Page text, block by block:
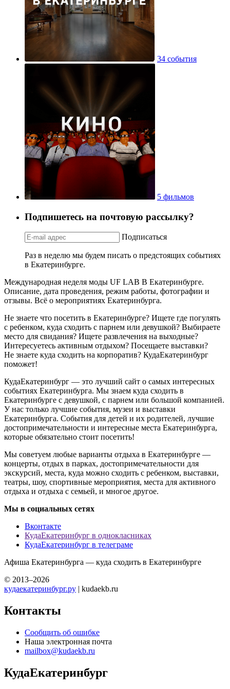
34 события
5 фильмов
Подпишетесь на почтовую рассылку?
Подписаться
Раз в неделю мы будем писать о предстоящих событиях
в Екатеринбурге.
Международная неделя моды UF LAB В Екатеринбурге.
Описание, дата проведения, режим работы, фотографии и
отзывы. Всё о мероприятиях Екатеринбурга.
Не знаете что посетить в Екатеринбурге? Ищете где погулять
с ребенком, куда сходить с парнем или девушкой? Выбираете
место для свидания? Ищете развлечения на выходные?
Интересуетесь активным отдыхом? Посещаете выставки?
Не знаете куда сходить на корпоратив? КудаЕкатеринбург
поможет!
КудаЕкатеринбург — это лучший сайт о самых интересных
событиях Екатеринбурга. Мы знаем куда сходить в
Екатеринбурге с девушкой, с парнем или большой компанией.
У нас только лучшие события, музеи и выставки
Екатеринбурга. События для детей и их родителей, лучшие
достопримечательности и интересные места Екатеринбурга,
которые обязательно стоит посетить!
Мы советуем любые варианты отдыха в Екатеринбурге —
концерты, отдых в парках, достопримечательности для
экскурсий, места, куда можно сходить с ребенком, выставки,
театры, шоу, спортивные мероприятия, места для активного
отдыха и отдыха с семьей, и многое другое.
Мы в социальных сетях
Вконтакте
КудаЕкатеринбург в однокласниках
КудаЕкатеринбург в телеграме
Афиша Екатеринбурга — куда сходить в Екатеринбурге
© 2013–2026
кудаекатеринбург.ру | kudaekb.ru
Контакты
Сообщить об ошибке
Наша электронная почта
mailbox@kudaekb.ru
КудаЕкатеринбург